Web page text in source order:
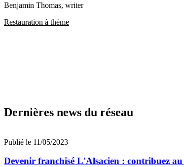
Benjamin Thomas, writer
Restauration à thème
Dernières news du réseau
Publié le 11/05/2023
Devenir franchisé L'Alsacien : contribuez